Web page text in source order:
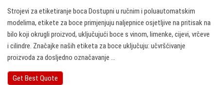
Strojevi za etiketiranje boca Dostupni u ručnim i poluautomatskim
modelima, etikete za boce primjenjuju naljepnice osjetljive na pritisak na
bilo koji okrugli proizvod, uključujući boce s vinom, limenke, cijevi, vrčeve
i cilindre. Značajke naših etiketa za boce uključuju: učvršćivanje
proizvoda za dosljedno označavanje ...
Get Best Quote